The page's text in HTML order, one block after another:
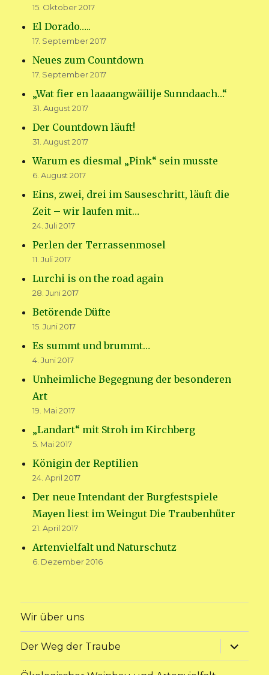
15. Oktober 2017
El Dorado…..
17. September 2017
Neues zum Countdown
17. September 2017
„Wat fier en laaaangwäilije Sunndaach…“
31. August 2017
Der Countdown läuft!
31. August 2017
Warum es diesmal „Pink“ sein musste
6. August 2017
Eins, zwei, drei im Sauseschritt, läuft die
Zeit – wir laufen mit…
24. Juli 2017
Perlen der Terrassenmosel
11. Juli 2017
Lurchi is on the road again
28. Juni 2017
Betörende Düfte
15. Juni 2017
Es summt und brummt…
4. Juni 2017
Unheimliche Begegnung der besonderen
Art
19. Mai 2017
„Landart“ mit Stroh im Kirchberg
5. Mai 2017
Königin der Reptilien
24. April 2017
Der neue Intendant der Burgfestspiele
Mayen liest im Weingut Die Traubenhüter
21. April 2017
Artenvielfalt und Naturschutz
6. Dezember 2016
Wir über uns
Der Weg der Traube